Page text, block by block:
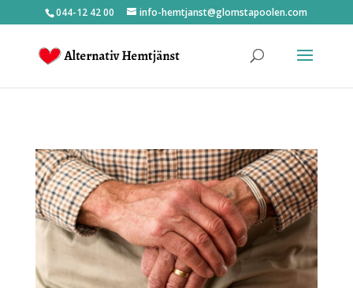
044-12 42 00 info-hemtjanst@glomstapoolen.com